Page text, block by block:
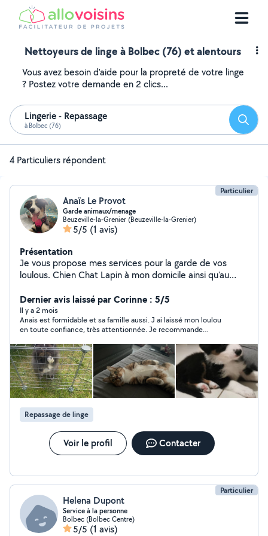
Nettoyeurs de linge à Bolbec (76) et alentours
Vous avez besoin d'aide pour la propreté de votre linge
? Postez votre demande en 2 clics...
Lingerie - Repassage
à Bolbec (76)
4 Particuliers répondent
Particulier
Anaïs Le Provot
Garde animaux/menage
Beuzeville-la-Grenier (Beuzeville-la-Grenier)
5/5 (1 avis)
Présentation
Je vous propose mes services pour la garde de vos
loulous. Chien Chat Lapin à mon domicile ainsi qu'au
saisonnières forte d'une expérience de 10ans dans ce
domaine.
Dernier avis laissé par Corinne : 5/5
Il y a 2 mois
Anais est formidable et sa famille aussi. J ai laissé mon loulou
en toute confiance, très attentionnée. Je recommande
Repassage de linge
Voir le profil Contacter
Particulier
Helena Dupont
Service à la personne
Bolbec (Bolbec Centre)
5/5 (1 avis)